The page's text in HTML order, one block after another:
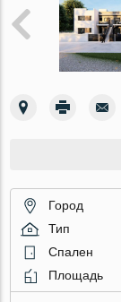
Город
Тип
Спален
Площадь